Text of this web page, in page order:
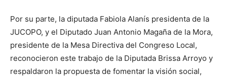
Por su parte, la diputada Fabiola Alanís presidenta de la
JUCOPO, y el Diputado Juan Antonio Magaña de la Mora,
presidente de la Mesa Directiva del Congreso Local,
reconocieron este trabajo de la Diputada Brissa Arroyo y
respaldaron la propuesta de fomentar la visión social,